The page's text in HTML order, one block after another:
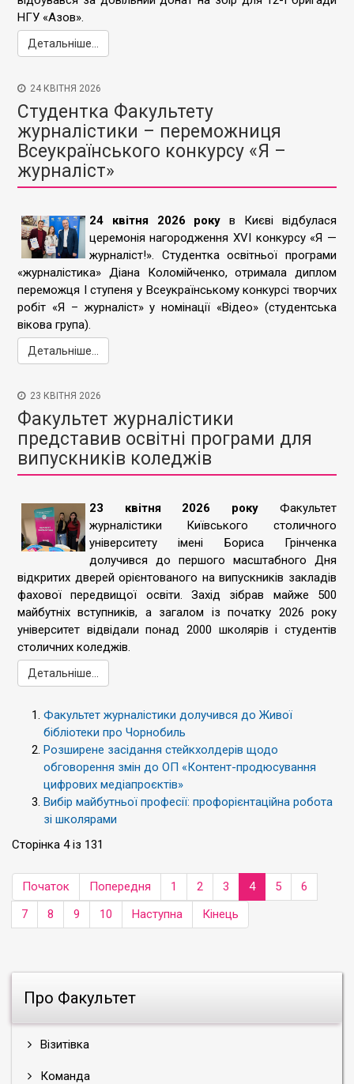
Про Факультет
Візитівка
Команда
НГУ «Азов».
Детальніше...
24 КВІТНЯ 2026
Студентка Факультету
журналістики – переможниця
Всеукраїнського конкурсу «Я –
журналіст»
24 квітня 2026 року в Києві відбулася
церемонія нагородження XVI конкурсу «Я —
журналіст!». Студентка освітньої програми
«журналістика» Діана Коломійченко, отримала диплом
переможця І ступеня у Всеукраїнському конкурсі творчих
робіт «Я – журналіст» у номінації «Відео» (студентська
вікова група).
Детальніше...
23 КВІТНЯ 2026
Факультет журналістики
представив освітні програми для
випускників коледжів
23 квітня 2026 року Факультет
журналістики Київського столичного
університету імені Бориса Грінченка
долучився до першого масштабного Дня
відкритих дверей орієнтованого на випускників закладів
фахової передвищої освіти. Захід зібрав майже 500
майбутніх вступників, а загалом із початку 2026 року
університет відвідали понад 2000 школярів і студентів
столичних коледжів.
Детальніше...
Факультет журналістики долучився до Живої
бібліотеки про Чорнобиль
Розширене засідання стейкхолдерів щодо
обговорення змін до ОП «Контент-продюсування
цифрових медіапроєктів»
Вибір майбутньої професії: профорієнтаційна робота
зі школярами
Сторінка 4 із 131
Початок Попередня 1 2 3 4 5
6
7
8 9 10 Наступна Кінець